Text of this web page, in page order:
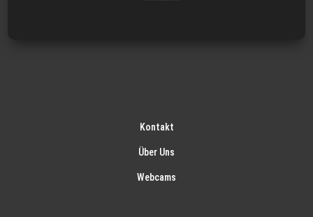
Kontakt
Über Uns
Webcams